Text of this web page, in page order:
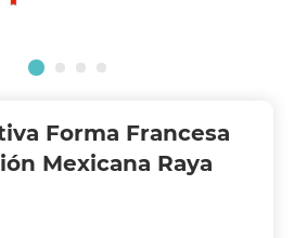
Forma Francesa
Mexicana Raya